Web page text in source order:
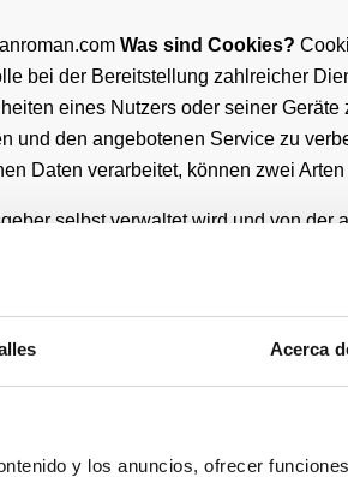
Acerca
y los anuncios, ofrecer
Was sind Cookies?
bei der Bereitstellung zahlreicher
eines Nutzers oder seiner
und den angebotenen Service zu
Daten verarbeitet, können zwei
selbst verwaltet wird und von der
Herausgeber, sondern von einer
Editor selbst verwaltet wird, die
auch eine zweite Klassifizierung